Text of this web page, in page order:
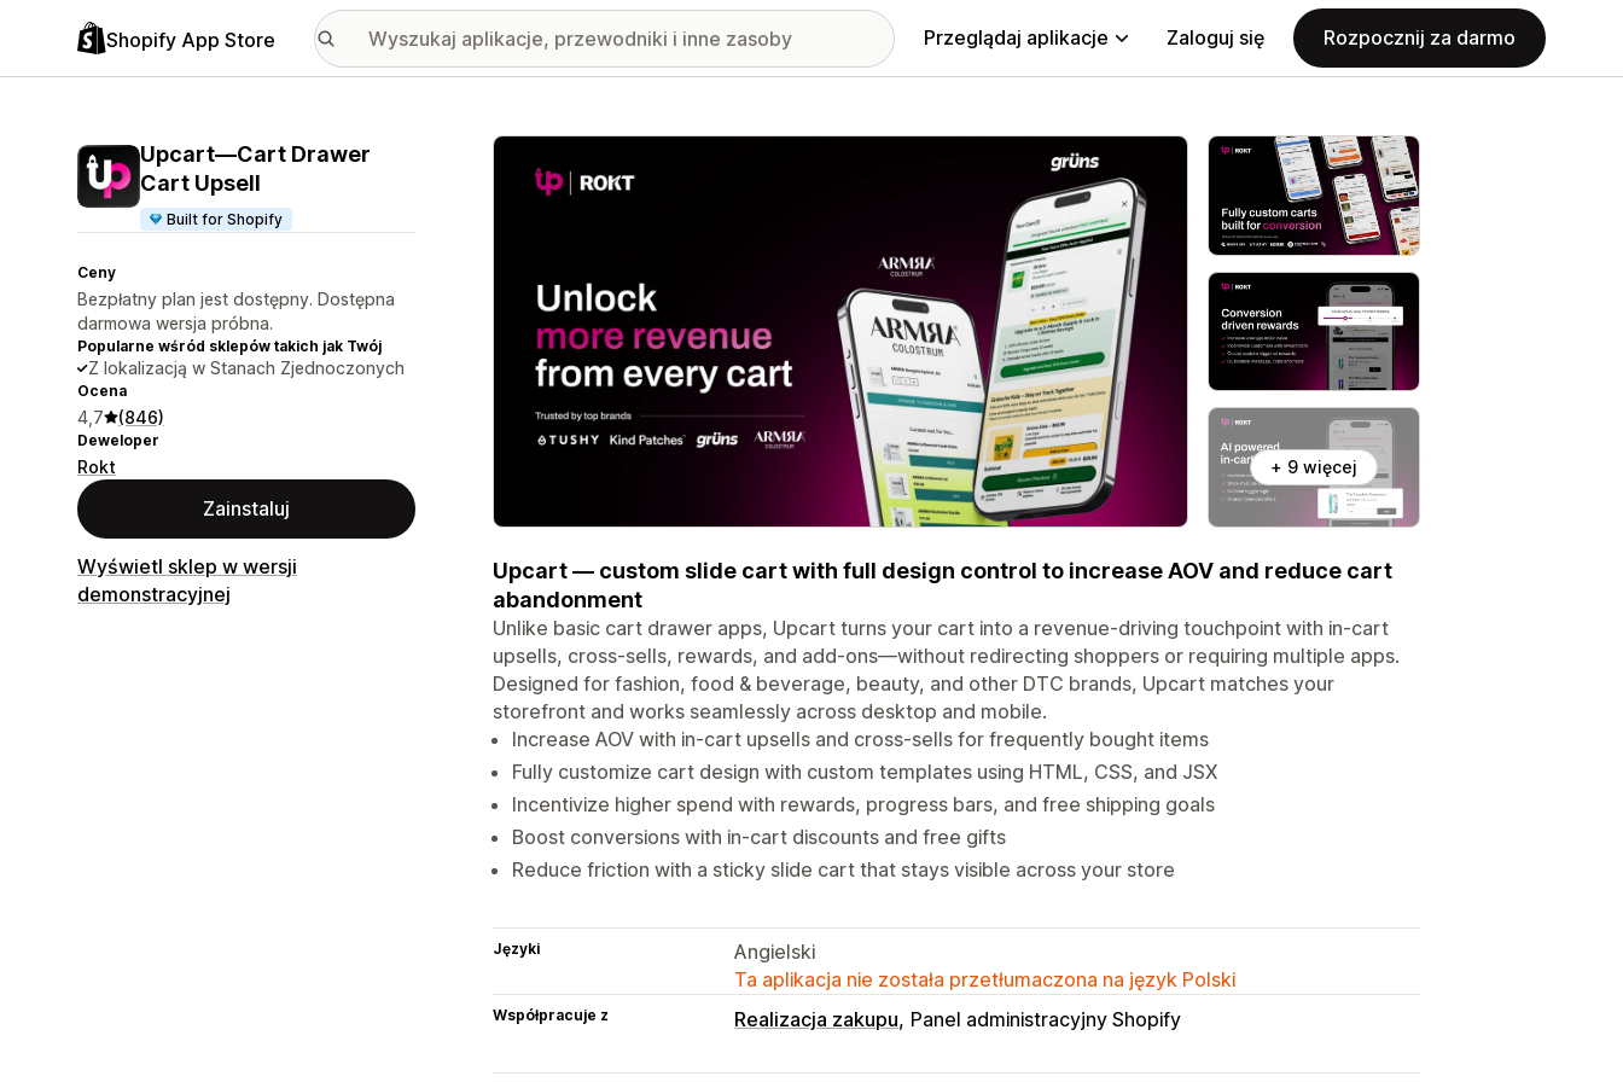
Shopify App Store Przeglądaj aplikacje Zaloguj się Rozpocznij za darmo
Upcart—Cart Drawer
Cart Upsell
Built for Shopify
Ceny
Bezpłatny plan jest dostępny. Dostępna
darmowa wersja próbna.
Popularne wśród sklepów takich jak Twój
Z lokalizacją w Stanach Zjednoczonych
Ocena
4,7 (846)
Deweloper
Rokt
Zainstaluj
Wyświetl sklep w wersji
demonstracyjnej
Wyróżnione obrazy w galerii
+ 9 więcej
Upcart — custom slide cart with full design control to increase AOV and reduce cart
abandonment
Unlike basic cart drawer apps, Upcart turns your cart into a revenue-driving touchpoint with in-cart
upsells, cross-sells, rewards, and add-ons—without redirecting shoppers or requiring multiple apps.
Designed for fashion, food & beverage, beauty, and other DTC brands, Upcart matches your
storefront and works seamlessly across desktop and mobile.
Increase AOV with in-cart upsells and cross-sells for frequently bought items
Fully customize cart design with custom templates using HTML, CSS, and JSX
Incentivize higher spend with rewards, progress bars, and free shipping goals
Boost conversions with in-cart discounts and free gifts
Reduce friction with a sticky slide cart that stays visible across your store
Języki
Angielski
Ta aplikacja nie została przetłumaczona na język Polski
Współpracuje z Realizacja zakupu Panel administracyjny Shopify